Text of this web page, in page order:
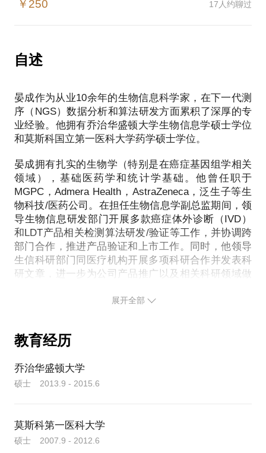
业情况，行业现状以及未来前景。
研究以及临床中的应用。
￥250 17人约聊过
自述
晏成作为从业10余年的生物信息科学家，在下一代测
序（NGS）数据分析和算法研发方面累积了深厚的专
业经验。他拥有乔治华盛顿大学生物信息学硕士学位
和莫斯科国立第一医科大学药学硕士学位。
晏成拥有扎实的生物学（特别是在癌症基因组学相关
领域），基础医药学和统计学基础。他曾任职于
MGPC，Admera Health，AstraZeneca，泛生子等生
物科技/医药公司。在担任生物信息学副总监期间，领
导生物信息研发部门开展多款癌症体外诊断（IVD）
和LDT产品相关检测算法研发/验证等工作，并协调跨
部门合作，推进产品验证和上市工作。同时，他领导
生信科研部门同医疗机构开展多项科研合作并发表科
研文章，进一步为公司产品推广以及相关科研领域做
展开全部
教育经历
乔治华盛顿大学
硕士 2013.9 - 2015.6
莫斯科第一医科大学
硕士 2007.9 - 2012.6